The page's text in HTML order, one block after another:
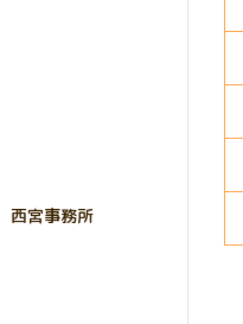
西宮事務所